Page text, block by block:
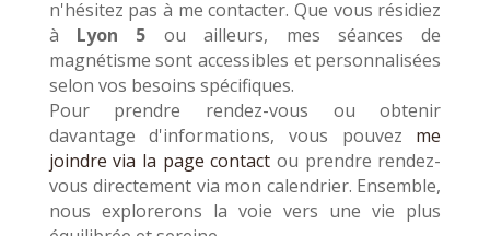
n'hésitez pas à me contacter. Que vous résidiez
à Lyon 5 ou ailleurs, mes séances de
magnétisme sont accessibles et personnalisées
selon vos besoins spécifiques.
Pour prendre rendez-vous ou obtenir
davantage d'informations, vous pouvez me
joindre via la page contact ou prendre rendez-
vous directement via mon calendrier. Ensemble,
nous explorerons la voie vers une vie plus